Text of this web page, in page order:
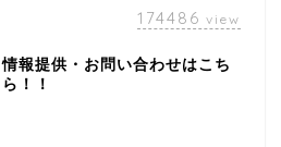
174486 view
情報提供・お問い合わせはこち
ら！！